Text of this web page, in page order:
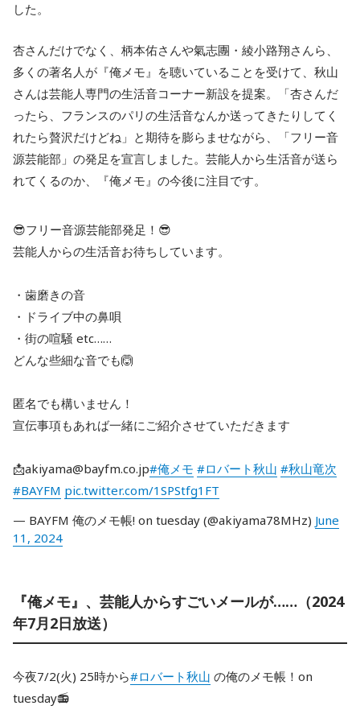
した。
杏さんだけでなく、柄本佑さんや氣志團・綾小路翔さんら、
多くの著名人が『俺メモ』を聴いていることを受けて、秋山
さんは芸能人専門の生活音コーナー新設を提案。「杏さんだ
ったら、フランスのパリの生活音なんか送ってきたりしてく
れたら贅沢だけどね」と期待を膨らませながら、「フリー音
源芸能部」の発足を宣言しました。芸能人から生活音が送ら
れてくるのか、『俺メモ』の今後に注目です。
😎フリー音源芸能部発足！😎
芸能人からの生活音お待ちしています。
・歯磨きの音
・ドライブ中の鼻唄
・街の喧騒 etc……
どんな些細な音でも🙆
匿名でも構いません！
宣伝事項もあれば一緒にご紹介させていただきます
📩akiyama@bayfm.co.jp#俺メモ #ロバート秋山 #秋山竜次
#BAYFM pic.twitter.com/1SPStfg1FT
— BAYFM 俺のメモ帳! on tuesday (@akiyama78MHz) June
11, 2024
『俺メモ』、芸能人からすごいメールが……（2024
年7月2日放送）
今夜7/2(火) 25時から#ロバート秋山 の俺のメモ帳！on
tuesday📻